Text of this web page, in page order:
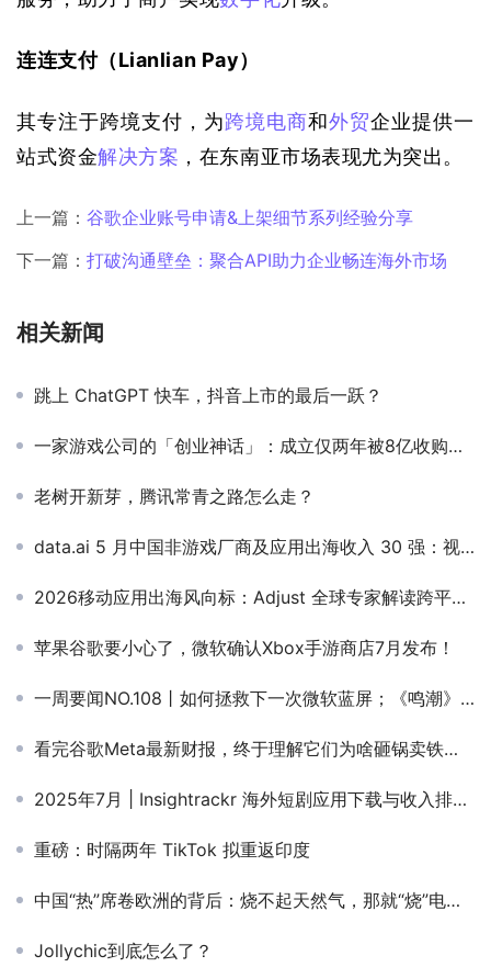
连连支付（Lianlian Pay）
其专注于跨境支付，为跨境电商和外贸企业提供一
站式资金解决方案 ，在东南亚市场表现尤为突出。
上一篇： 谷歌企业账号申请&上架细节系列经验分享
下一篇： 打破沟通壁垒：聚合API助力企业畅连海外市场
相关新闻
跳上 ChatGPT 快车，抖音上市的最后一跃？
一家游戏公司的「创业神话」：成立仅两年被8亿收购，如今想再赌一次！
老树开新芽，腾讯常青之路怎么走？
data.ai 5 月中国非游戏厂商及应用出海收入 30 强：视频编辑 App FacePlay 上升 43 位，收入环比增长 278%
2026移动应用出海风向标：Adjust 全球专家解读跨平台增长、AI革命与高潜力市场战略
苹果谷歌要小心了，微软确认Xbox手游商店7月发布！
一周要闻NO.108丨如何拯救下一次微软蓝屏；《鸣潮》被苹果清榜处罚；董宇辉离职；OpenAI发布SearchGPT
看完谷歌Meta最新财报，终于理解它们为啥砸锅卖铁干AI了
2025年7月 | Insightrackr 海外短剧应用下载与收入排行榜
重磅：时隔两年 TikTok 拟重返印度
中国“热”席卷欧洲的背后：烧不起天然气，那就“烧”电热毯吧
Jollychic到底怎么了？